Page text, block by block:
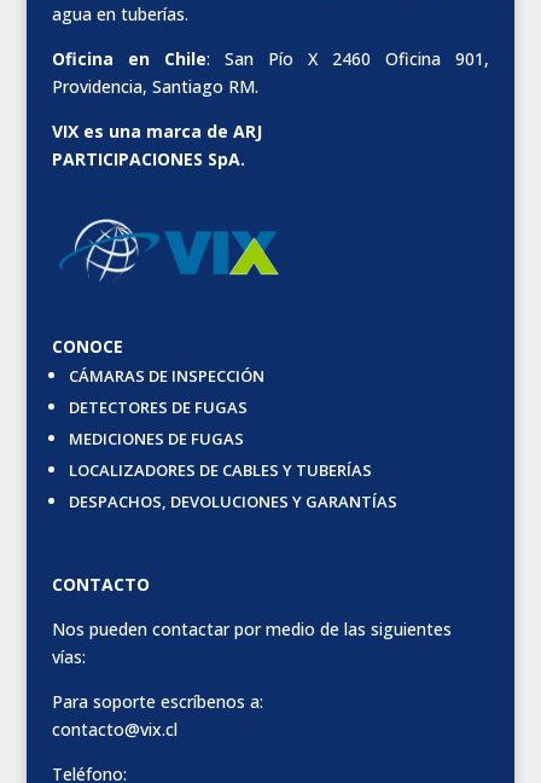
agua en tuberías.
Oficina en Chile: San Pío X 2460 Oficina 901,
Providencia, Santiago RM.
VIX es una marca de ARJ
PARTICIPACIONES SpA.
CONOCE
CÁMARAS DE INSPECCIÓN
DETECTORES DE FUGAS
MEDICIONES DE FUGAS
LOCALIZADORES DE CABLES Y TUBERÍAS
DESPACHOS, DEVOLUCIONES Y GARANTÍAS
CONTACTO
Nos pueden contactar por medio de las siguientes
vías:
Para soporte escríbenos a:
contacto@vix.cl
Teléfono: